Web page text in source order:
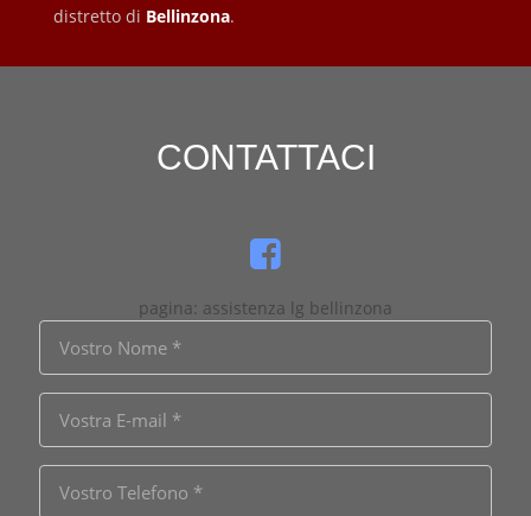
distretto di Bellinzona.
CONTATTACI
pagina: assistenza lg bellinzona